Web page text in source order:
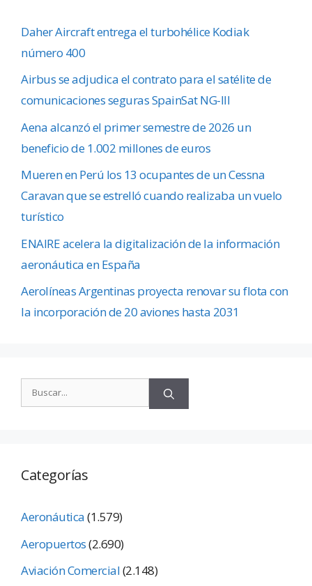
Daher Aircraft entrega el turbohélice Kodiak
número 400
Airbus se adjudica el contrato para el satélite de
comunicaciones seguras SpainSat NG-III
Aena alcanzó el primer semestre de 2026 un
beneficio de 1.002 millones de euros
Mueren en Perú los 13 ocupantes de un Cessna
Caravan que se estrelló cuando realizaba un vuelo
turístico
ENAIRE acelera la digitalización de la información
aeronáutica en España
Aerolíneas Argentinas proyecta renovar su flota con
la incorporación de 20 aviones hasta 2031
Categorías
Aeronáutica(1.579)
Aeropuertos(2.690)
Aviación Comercial(2.148)